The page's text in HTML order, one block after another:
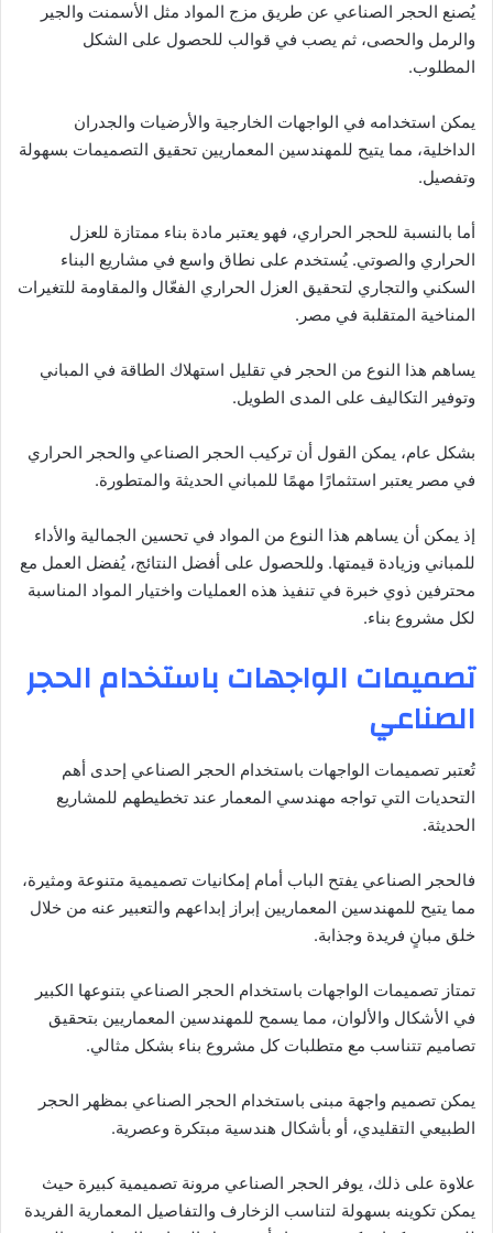
يُصنع الحجر الصناعي عن طريق مزج المواد مثل الأسمنت والجير
والرمل والحصى، ثم يصب في قوالب للحصول على الشكل
المطلوب.
يمكن استخدامه في الواجهات الخارجية والأرضيات والجدران
الداخلية، مما يتيح للمهندسين المعماريين تحقيق التصميمات بسهولة
وتفصيل.
أما بالنسبة للحجر الحراري، فهو يعتبر مادة بناء ممتازة للعزل
الحراري والصوتي. يُستخدم على نطاق واسع في مشاريع البناء
السكني والتجاري لتحقيق العزل الحراري الفعّال والمقاومة للتغيرات
المناخية المتقلبة في مصر.
يساهم هذا النوع من الحجر في تقليل استهلاك الطاقة في المباني
وتوفير التكاليف على المدى الطويل.
بشكل عام، يمكن القول أن تركيب الحجر الصناعي والحجر الحراري
في مصر يعتبر استثمارًا مهمًا للمباني الحديثة والمتطورة.
إذ يمكن أن يساهم هذا النوع من المواد في تحسين الجمالية والأداء
للمباني وزيادة قيمتها. وللحصول على أفضل النتائج، يُفضل العمل مع
محترفين ذوي خبرة في تنفيذ هذه العمليات واختيار المواد المناسبة
لكل مشروع بناء.
تصميمات الواجهات باستخدام الحجر
الصناعي
تُعتبر تصميمات الواجهات باستخدام الحجر الصناعي إحدى أهم
التحديات التي تواجه مهندسي المعمار عند تخطيطهم للمشاريع
الحديثة.
فالحجر الصناعي يفتح الباب أمام إمكانيات تصميمية متنوعة ومثيرة،
مما يتيح للمهندسين المعماريين إبراز إبداعهم والتعبير عنه من خلال
خلق مبانٍ فريدة وجذابة.
تمتاز تصميمات الواجهات باستخدام الحجر الصناعي بتنوعها الكبير
في الأشكال والألوان، مما يسمح للمهندسين المعماريين بتحقيق
تصاميم تتناسب مع متطلبات كل مشروع بناء بشكل مثالي.
يمكن تصميم واجهة مبنى باستخدام الحجر الصناعي بمظهر الحجر
الطبيعي التقليدي، أو بأشكال هندسية مبتكرة وعصرية.
علاوة على ذلك، يوفر الحجر الصناعي مرونة تصميمية كبيرة حيث
يمكن تكوينه بسهولة لتناسب الزخارف والتفاصيل المعمارية الفريدة